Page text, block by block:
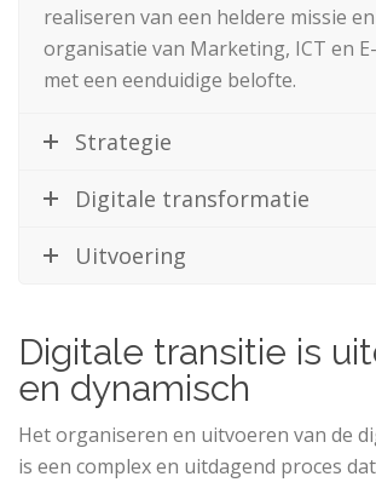
realiseren van een heldere missie
organisatie van Marketing, ICT en
met een eenduidige belofte.
Strategie
Digitale transformatie
Uitvoering
Digitale transitie is
en dynamisch
Het organiseren en uitvoeren van de
is een complex en uitdagend proces